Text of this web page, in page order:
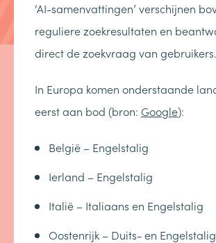
‘AI-samenvattingen’ verschijnen
reguliere zoekresultaten en
direct de zoekvraag van gebruikers.
In Europa komen onderstaande
eerst aan bod (bron: Google):
België – Engelstalig
Ierland – Engelstalig
Italië – Italiaans en Engelstalig
Oostenrijk – Duits- en Engelstalig